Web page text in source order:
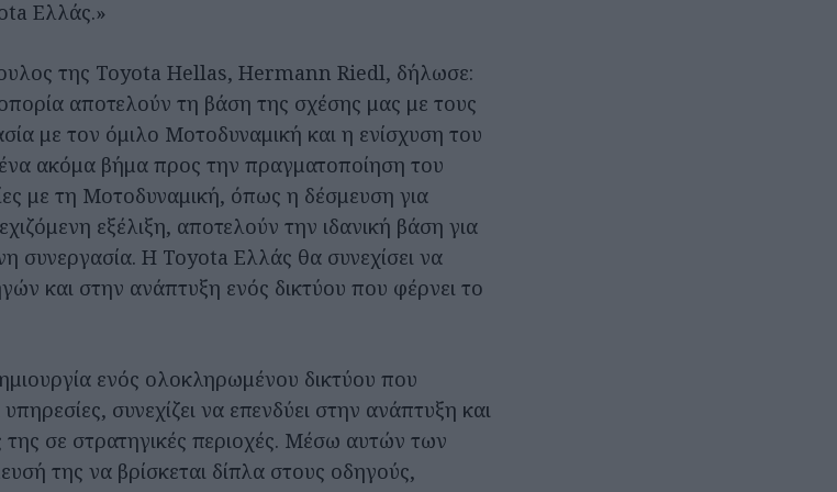
Ελλάς.»
της Toyota Hellas, Hermann Riedl, δήλωσε:
αποτελούν τη βάση της σχέσης μας με τους
με τον όμιλο Μοτοδυναμική και η ενίσχυση του
ακόμα βήμα προς την πραγματοποίηση του
με τη Μοτοδυναμική, όπως η δέσμευση για
εξέλιξη, αποτελούν την ιδανική βάση για
συνεργασία. Η Toyota Ελλάς θα συνεχίσει να
και στην ανάπτυξη ενός δικτύου που φέρνει το
ενός ολοκληρωμένου δικτύου που
συνεχίζει να επενδύει στην ανάπτυξη και
σε στρατηγικές περιοχές. Μέσω αυτών των
της να βρίσκεται δίπλα στους οδηγούς,